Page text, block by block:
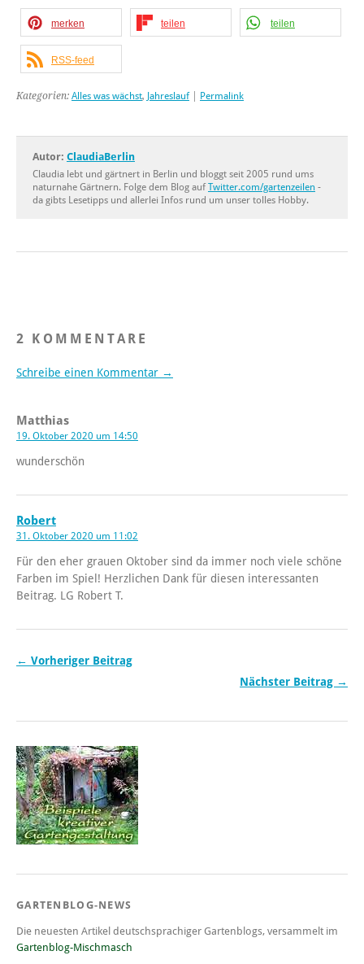
merken teilen teilen
RSS-feed
Kategorien: Alles was wächst, Jahreslauf| Permalink
Autor: ClaudiaBerlin
Claudia lebt und gärtnert in Berlin und bloggt seit 2005 rund ums
naturnahe Gärtnern. Folge dem Blog aufTwitter.com/gartenzeilen -
da gibts Lesetipps und allerlei Infos rund um unser tolles Hobby.
2 KOMMENTARE
Schreibe einen Kommentar →
Matthias
19. Oktober 2020 um 14:50
wunderschön
Robert
31. Oktober 2020 um 11:02
Für den eher grauen Oktober sind da immer noch viele schöne
Farben im Spiel! Herzlichen Dank für diesen interessanten
Beitrag. LG Robert T.
← Vorheriger Beitrag
Nächster Beitrag →
GARTENBLOG-NEWS
Die neuesten Artikel deutschsprachiger Gartenblogs, versammelt im
Gartenblog-Mischmasch